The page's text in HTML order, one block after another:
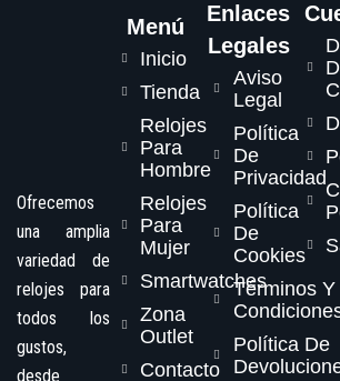
Ofrecemos
una amplia
variedad de
relojes para
todos los
gustos,
desde
Menú
Inicio
Tienda
Relojes
Para
Hombre
Relojes
Para
Mujer
Smartwatches
Zona
Outlet
Contacto
Enlaces
Legales
Aviso
Legal
Política
De
Privacidad
Política
De
Cookies
Términos Y
Política De